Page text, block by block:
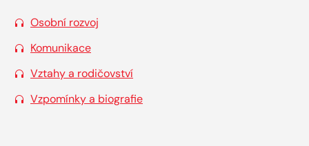
Osobní rozvoj
Komunikace
Vztahy a rodičovství
Vzpomínky a biografie